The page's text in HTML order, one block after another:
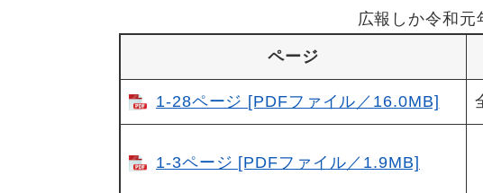
広報しか令和元
ページ
1-28ページ [PDFファイル／16.0MB]
1-3ページ [PDFファイル／1.9MB]